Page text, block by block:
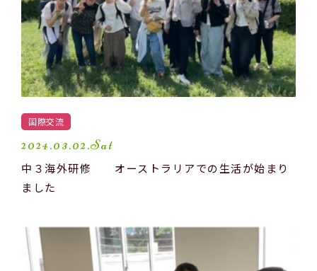
国際交流
2024.03.02.Sat
中３海外研修 オーストラリアでの生活が始まり
ました